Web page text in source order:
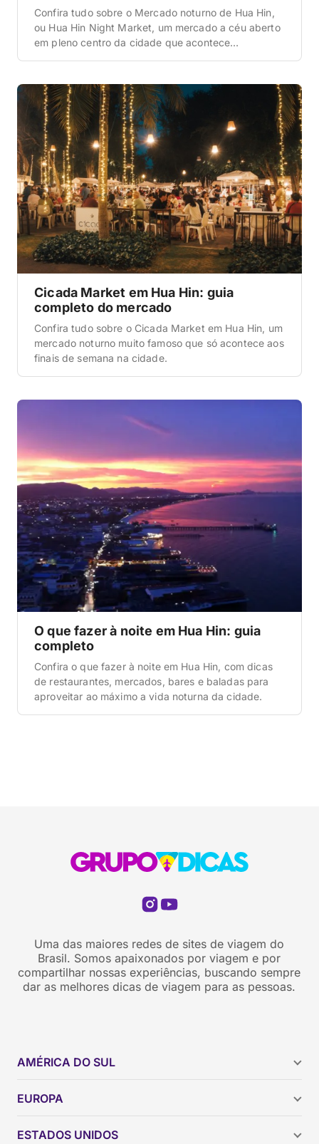
Confira tudo sobre o Mercado noturno de Hua Hin,
ou Hua Hin Night Market, um mercado a céu aberto
em pleno centro da cidade que acontece
Cicada Market em Hua Hin: guia
completo do mercado
Confira tudo sobre o Cicada Market em Hua Hin, um
mercado noturno muito famoso que só acontece aos
finais de semana na cidade.
O que fazer à noite em Hua Hin: guia
completo
Confira o que fazer à noite em Hua Hin, com dicas
de restaurantes, mercados, bares e baladas para
aproveitar ao máximo a vida noturna da cidade.
Uma das maiores redes de sites de viagem do
Brasil. Somos apaixonados por viagem e por
compartilhar nossas experiências, buscando sempre
dar as melhores dicas de viagem para as pessoas.
AMÉRICA DO SUL
Brasil
EUROPA
ESTADOS UNIDOS